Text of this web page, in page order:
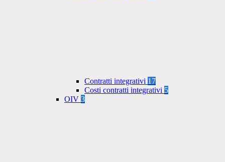
Contratti integrativi 17
Costi contratti integrativi 5
OIV 3